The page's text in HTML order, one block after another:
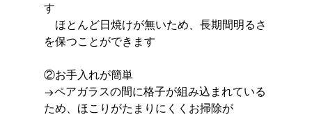
す
ほとんど日焼けが無いため、長期間明るさ
を保つことができます
②お手入れが簡単
→ペアガラスの間に格子が組み込まれている
ため、ほこりがたまりにくくお掃除が